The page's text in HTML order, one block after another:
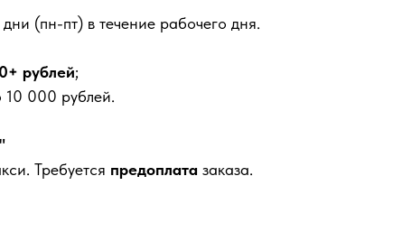
(пн-пт) в течение рабочего дня.
рублей;
10 000 рублей.
Требуется предоплата заказа.